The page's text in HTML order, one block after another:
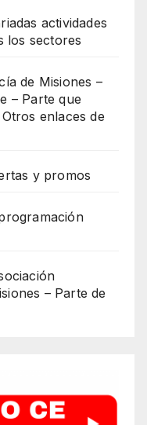
actividades
los sectores
de Misiones –
– Parte que
enlaces de
y promos
– Parte de